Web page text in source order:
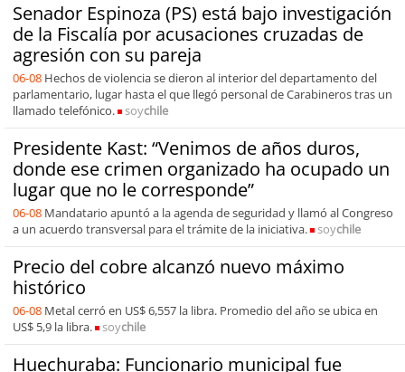
Senador Espinoza (PS) está bajo investigación
de la Fiscalía por acusaciones cruzadas de
agresión con su pareja
06-08 Hechos de violencia se dieron al interior del departamento del
parlamentario, lugar hasta el que llegó personal de Carabineros tras un
llamado telefónico.
soychile
Presidente Kast: “Venimos de años duros,
donde ese crimen organizado ha ocupado un
lugar que no le corresponde”
06-08 Mandatario apuntó a la agenda de seguridad y llamó al Congreso
a un acuerdo transversal para el trámite de la iniciativa.
soychile
Precio del cobre alcanzó nuevo máximo
histórico
06-08 Metal cerró en US$ 6,557 la libra. Promedio del año se ubica en
US$ 5,9 la libra.
soychile
Huechuraba: Funcionario municipal fue